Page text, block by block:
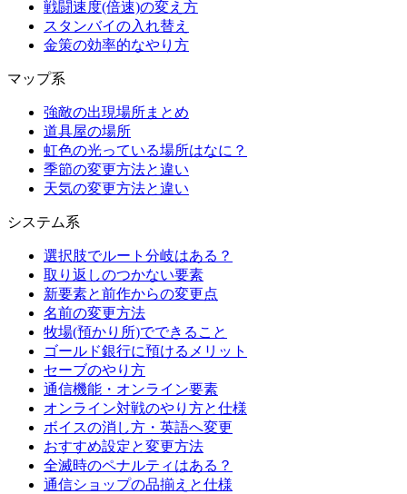
戦闘速度(倍速)の変え方
スタンバイの入れ替え
金策の効率的なやり方
マップ系
強敵の出現場所まとめ
道具屋の場所
虹色の光っている場所はなに？
季節の変更方法と違い
天気の変更方法と違い
システム系
選択肢でルート分岐はある？
取り返しのつかない要素
新要素と前作からの変更点
名前の変更方法
牧場(預かり所)でできること
ゴールド銀行に預けるメリット
セーブのやり方
通信機能・オンライン要素
オンライン対戦のやり方と仕様
ボイスの消し方・英語へ変更
おすすめ設定と変更方法
全滅時のペナルティはある？
通信ショップの品揃えと仕様